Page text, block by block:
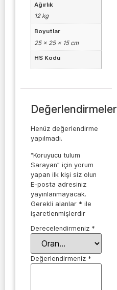
Ağırlık
12 kg
Boyutlar
25 × 25 × 15 cm
HS Kodu
Değerlendirmeler
Henüz değerlendirme
yapılmadı.
“Koruyucu tulum
Sarayan” için yorum
yapan ilk kişi siz olun
E-posta adresiniz
yayınlanmayacak.
Gerekli alanlar * ile
işaretlenmişlerdir
Derecelendirmeniz *
Değerlendirmeniz *